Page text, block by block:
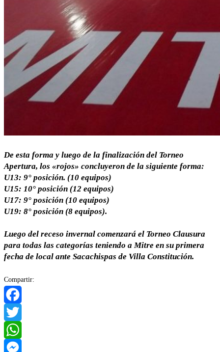
De esta forma y luego de la finalización del Torneo
Apertura, los «rojos» concluyeron de la siguiente forma:
U13: 9° posición. (10 equipos)
U15: 10° posición (12 equipos)
U17: 9° posición (10 equipos)
U19: 8° posición (8 equipos).
Luego del receso invernal comenzará el Torneo Clausura
para todas las categorías teniendo a Mitre en su primera
fecha de local ante Sacachispas de Villa Constitución.
Compartir:
Facebook
Twitter
WhatsApp